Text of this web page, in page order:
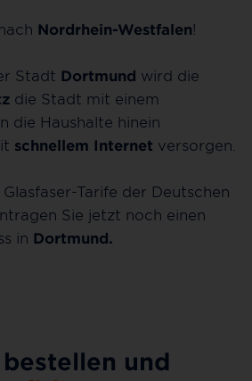
Nordrhein-Westfalen!
Stadt Dortmund wird die
die Stadt mit einem
die Haushalte hinein
schnellem Internet versorgen.
Tarife der Deutschen
Sie jetzt noch einen
in Dortmund.
und